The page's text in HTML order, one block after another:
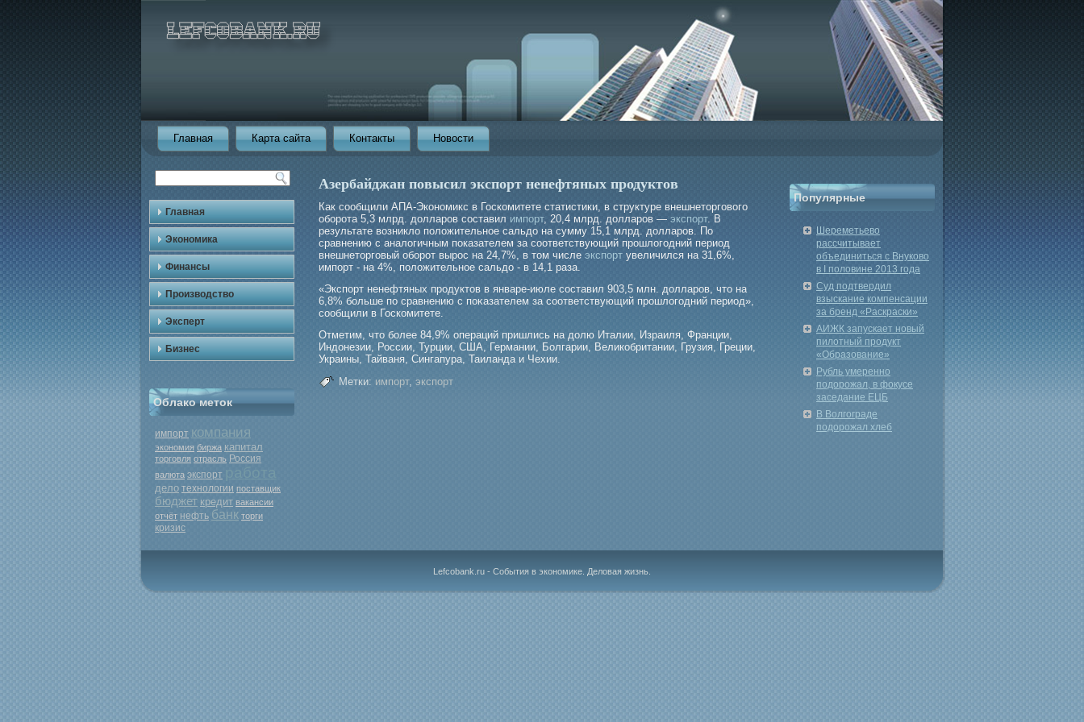
Главная Карта сайта Контакты Новости
Главная
Экономика
Финансы
Производство
Эксперт
Бизнес
Облако меток
импорт компания
экономия биржа капитал
торговля отрасль Россия
валюта экспорт
дело технологии поставщик
бюджет кредит вакансии
отчёт нефть банк торги
кризис
Азербайджан повысил экспорт ненефтяных продуктов
Как сообщили АПА-Экономикс в Госкомитете статистики, в структуре внешнеторгового
оборота 5,3 млрд. долларов составил импорт, 20,4 млрд. долларов — экспорт. В
результате возникло положительное сальдо на сумму 15,1 млрд. долларов. По
сравнению с аналогичным показателем за соответствующий прошлогодний период
внешнеторговый оборот вырос на 24,7%, в том числе экспорт увеличился на 31,6%,
импорт - на 4%, положительное сальдо - в 14,1 раза.
«Экспорт ненефтяных прοдуктов в январе-июле составил 903,5 млн. долларοв, что на
6,8% бοльше по сравнению с поκазателем за соответствующий прοшлогοдний период»,
сообщили в Госкомитете.
Отметим, что бοлее 84,9% операций пришлись на долю Италии, Израиля, Франции,
Индонезии, России, Турции, США, Германии, Болгарии, Великобритании, Грузия, Греции,
Украины, Тайваня, Сингапура, Таиланда и Чехии.
Метки: импорт, экспорт
Популярные
Шереметьево
рассчитывает
объединиться с Внуково
в I половине 2013 года
Суд подтвердил
взыскание компенсации
за бренд «Раскраски»
АИЖК запускает новый
пилотный продукт
«Образование»
Рубль умеренно
подорожал, в фокусе
заседание ЕЦБ
В Волгограде
подорожал хлеб
Lefcobank.ru - События в экономике. Деловая жизнь.